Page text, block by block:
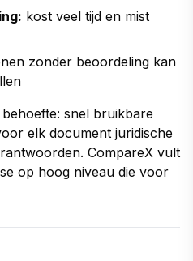
kost veel tijd en mist
zonder beoordeling kan
snel bruikbare
elk document juridische
CompareX vult
op hoog niveau die voor